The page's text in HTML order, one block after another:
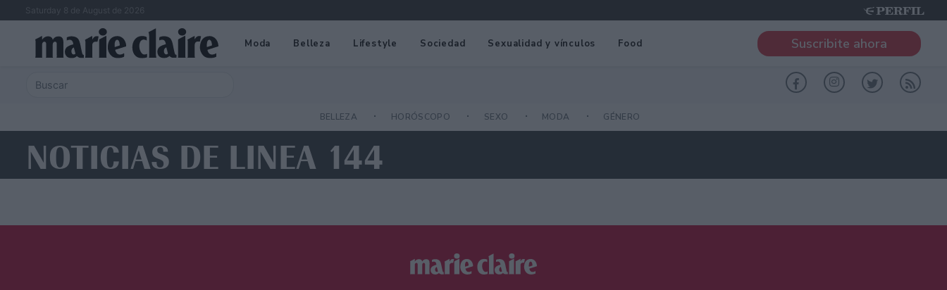
Saturday 8 de August de 2026
Moda Belleza Lifestyle Sociedad Sexualidad y vínculos Food Suscribite ahora
BELLEZA HORÓSCOPO SEXO MODA GÉNERO
NOTICIAS DE LINEA 144